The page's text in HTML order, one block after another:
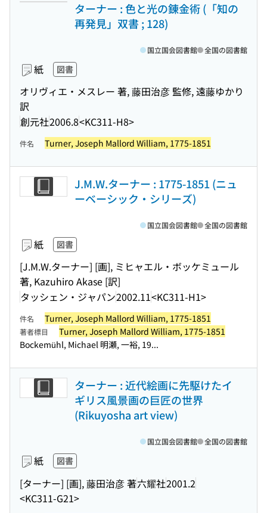
ターナー : 色と光の錬金術 (「知の
再発見」双書 ; 128)
紙 図書
オリヴィエ・メスレー 著, 藤田治彦 監修, 遠藤ゆかり
訳
創元社2006.8<KC311-H8>
国立国会図書館 全国の図書館
件名 Turner, Joseph Mallord William, 1775-1851
J.M.W.ターナー : 1775-1851 (ニュ
ーベーシック・シリーズ)
紙 図書
[J.M.W.ターナー] [画], ミヒャエル・ボッケミュール
著, Kazuhiro Akase [訳]
タッシェン・ジャパン2002.11<KC311-H1>
国立国会図書館 全国の図書館
件名 Turner, Joseph Mallord William, 1775-1851
著者標目
Turner, Joseph Mallord William, 1775-1851
Bockemühl, Michael 明瀬, 一裕, 19...
ターナー : 近代絵画に先駆けたイ
ギリス風景画の巨匠の世界
(Rikuyosha art view)
紙 図書
[ターナー] [画], 藤田治彦 著六耀社2001.2
<KC311-G21>
国立国会図書館 全国の図書館